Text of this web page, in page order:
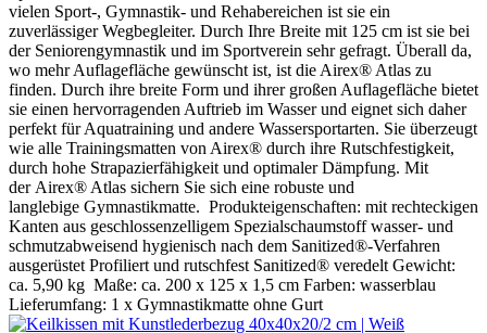
vielen Sport-, Gymnastik- und Rehabereichen ist sie ein
zuverlässiger Wegbegleiter. Durch Ihre Breite mit 125 cm ist sie bei
der Seniorengymnastik und im Sportverein sehr gefragt. Überall da,
wo mehr Auflagefläche gewünscht ist, ist die Airex® Atlas zu
finden. Durch ihre breite Form und ihrer großen Auflagefläche bietet
sie einen hervorragenden Auftrieb im Wasser und eignet sich daher
perfekt für Aquatraining und andere Wassersportarten. Sie überzeugt
wie alle Trainingsmatten von Airex® durch ihre Rutschfestigkeit,
durch hohe Strapazierfähigkeit und optimaler Dämpfung. Mit
der Airex® Atlas sichern Sie sich eine robuste und
langlebige Gymnastikmatte. Produkteigenschaften: mit rechteckigen
Kanten aus geschlossenzelligem Spezialschaumstoff wasser- und
schmutzabweisend hygienisch nach dem Sanitized®-Verfahren
ausgerüstet Profiliert und rutschfest Sanitized® veredelt Gewicht:
ca. 5,90 kg Maße: ca. 200 x 125 x 1,5 cm Farben: wasserblau
Lieferumfang: 1 x Gymnastikmatte ohne Gurt